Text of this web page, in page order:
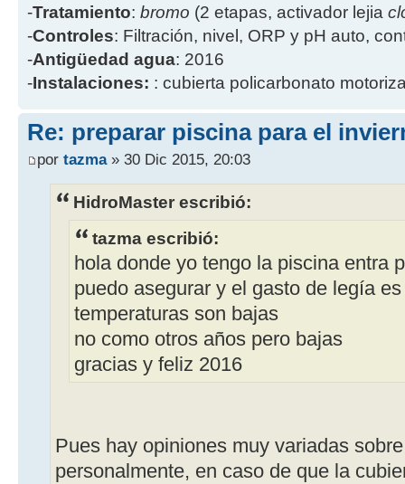
-Tratamiento: bromo (2 etapas, activador lejia
-Controles: Filtración, nivel, ORP y pH auto,
-Antigüedad agua: 2016
-Instalaciones: : cubierta policarbonato
Re: preparar piscina para el
por tazma» 30 Dic 2015, 20:03
HidroMaster escribió:
tazma escribió:
hola donde yo tengo la piscina entra
puedo asegurar y el gasto de legía
temperaturas son bajas
no como otros años pero bajas
gracias y feliz 2016
Pues hay opiniones muy variadas
personalmente, en caso de que la